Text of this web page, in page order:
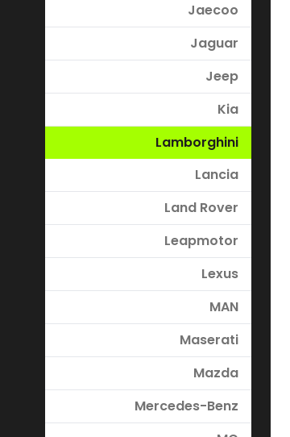
Jaecoo
Jaguar
Jeep
Kia
Lamborghini
Lancia
Land Rover
Leapmotor
Lexus
MAN
Maserati
Mazda
Mercedes-Benz